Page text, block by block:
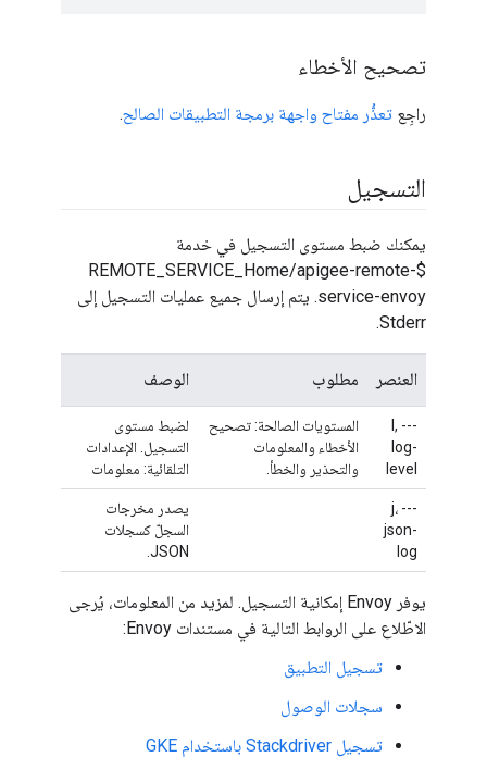
تصحيح الأخطاء
راجِع تعذُّر مفتاح واجهة برمجة التطبيقات الصالح.
التسجيل
يمكنك ضبط مستوى التسجيل في خدمة
$REMOTE_SERVICE_Home/apigee-remote-
service-envoy. يتم إرسال جميع عمليات التسجيل إلى
Stderr.
العنصر مطلوب الوصف
-l, --
log-
level
المستويات الصالحة: تصحيح
الأخطاء والمعلومات
والتحذير والخطأ.
لضبط مستوى
التسجيل. الإعدادات
التلقائية: معلومات
-j، --
json-
log
يصدر مخرجات
السجلّ كسجلات
JSON.
يوفر Envoy إمكانية التسجيل. لمزيد من المعلومات، يُرجى
الاطّلاع على الروابط التالية في مستندات Envoy:
تسجيل التطبيق
سجلات الوصول
تسجيل Stackdriver باستخدام GKE